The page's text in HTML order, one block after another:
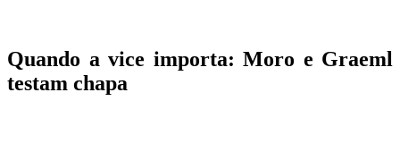
Quando a vice importa: Moro e Graeml
testam chapa